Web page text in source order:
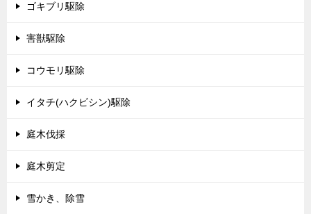
ゴキブリ駆除
害獣駆除
コウモリ駆除
イタチ(ハクビシン)駆除
庭木伐採
庭木剪定
雪かき、除雪